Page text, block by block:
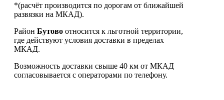
*(расчёт производится по дорогам от ближайшей
развязки на МКАД).
Район Бутово относится к льготной территории,
где действуют условия доставки в пределах
МКАД.
Возможность доставки свыше 40 км от МКАД
согласовывается с операторами по телефону.